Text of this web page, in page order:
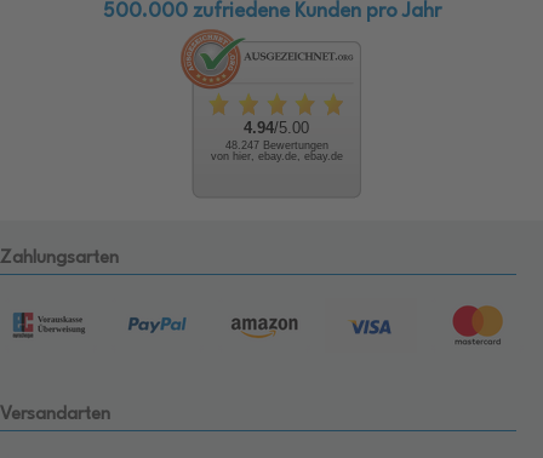
500.000 zufriedene Kunden pro Jahr
4.94/5.00
48.247 Bewertungen
von hier, ebay.de, ebay.de
Zahlungsarten
Versandarten